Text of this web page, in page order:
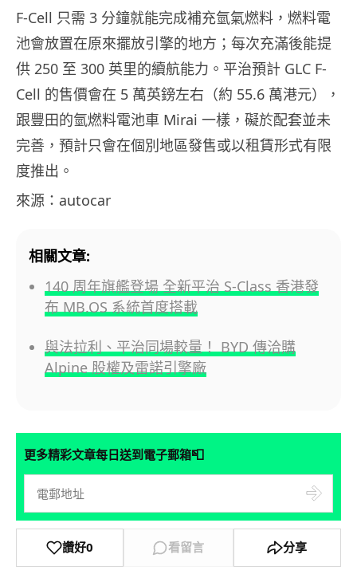
F-Cell 只需 3 分鐘就能完成補充氫氣燃料，燃料電
池會放置在原來擺放引擎的地方；每次充滿後能提
供 250 至 300 英里的續航能力。平治預計 GLC F-
Cell 的售價會在 5 萬英鎊左右（約 55.6 萬港元），
跟豐田的氫燃料電池車 Mirai 一樣，礙於配套並未
完善，預計只會在個別地區發售或以租賃形式有限
度推出。
來源：autocar
相關文章:
140 周年旗艦登場 全新平治 S-Class 香港發
布 MB.OS 系統首度搭載
與法拉利、平治同場較量！ BYD 傳洽購
Alpine 股權及雷諾引擎廠
更多精彩文章每日送到電子郵箱📮
讚好0 看留言 分享